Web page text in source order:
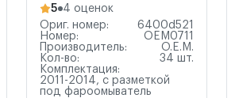
5 4 оценок
Ориг. номер:
6400d521
Номер:
OEM0711
Производитель:
O.E.M.
Кол-во:
34 шт.
Комплектация:
2011-2014, с разметкой
под фароомыватель